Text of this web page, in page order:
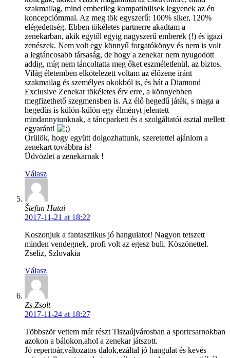
szakmailag, mind emberileg kompatibilisek legyenek az én
koncepciómmal. Az meg tök egyszerű: 100% siker, 120%
elégedettség. Ebben tökéletes partnerre akadtam a
zenekarban, akik egytől egyig nagyszerű emberek (!) és igazi
zenészek. Nem volt egy könnyű forgatókönyv és nem is volt
a legtáncosabb társaság, de hogy a zenekar nem nyugodott
addig, míg nem táncoltatta meg őket eszméletlenül, az biztos.
Világ életemben elkötelezett voltam az élőzene iránt
szakmailag és személyes okokból is, és hát a Diamond
Exclusive Zenekar tökéletes érv erre, a könnyebben
megfizethető szegmensben is. Az élő hegedű játék, s maga a
hegedűs is külön-külön egy élményt jelentett
mindannyiunknak, a táncparkett és a szolgáltatói asztal mellett
egyaránt!
Örülök, hogy együtt dolgozhattunk, szeretettel ajánlom a
zenekart továbbra is!
Üdvözlet a zenekarnak !
Válasz
Štefan Hutai
2017-11-21 at 18:22
Koszonjuk a fantasztikus jó hangulatot! Nagyon tetszett
minden vendegnek, profi volt az egesz buli. Köszönettel.
Zseliz, Szlovakia
Válasz
Zs.Zsolt
2017-11-24 at 18:27
Többször vettem már részt Tiszaújvárosban a sportcsarnokban
azokon a bálokon,ahol a zenekar játszott.
Jó repertoár,változatos dalok,ezáltal jó hangulat és kevés